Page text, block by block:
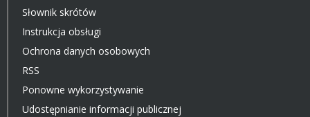
Słownik skrótów
Instrukcja obsługi
Ochrona danych osobowych
RSS
Ponowne wykorzystywanie
Udostępnianie informacji publicznej